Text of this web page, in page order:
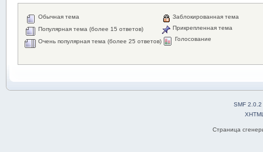
Обычная тема
Популярная тема (более 15 ответов)
Очень популярная тема (более 25 ответов)
Заблокированная тема
Прикрепленная тема
Голосование
SMF 2.0.2
Страница